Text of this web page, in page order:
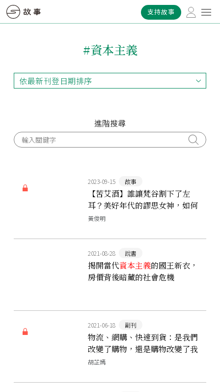
支持故事
#資本主義
依最新刊登日期排序
依最新刊登日期排序
進階搜尋
2023-09-15 故事
【苦艾酒】誰讓梵谷割下了左
耳？美好年代的謬思女神，如何
變成危險致幻的非法毒品
黃俊明
2021-08-28 說書
揭開當代資本主義的國王新衣，
房價背後暗藏的社會危機
2021-06-18 副刊
物流、網購、快速到貨：是我們
改變了購物，還是購物改變了我
和你
胡芷嫣